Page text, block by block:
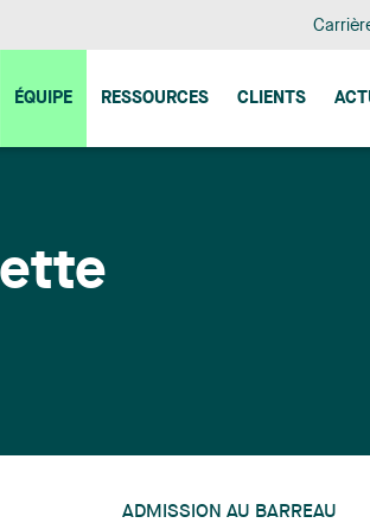
ÉQUIPE RESSOURCES CLIENTS
ADMISSION AU BARREAU